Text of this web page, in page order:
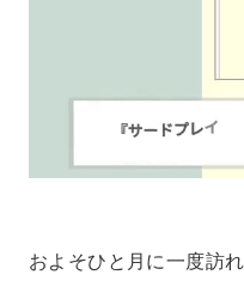
およそひと月に一度訪れ